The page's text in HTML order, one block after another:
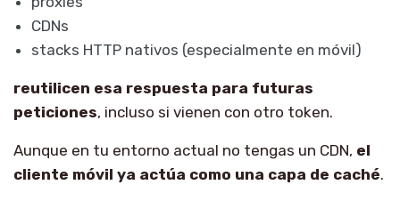
CDNs
stacks HTTP nativos (especialmente en móvil)
reutilicen esa respuesta para futuras
peticiones, incluso si vienen con otro token.
Aunque en tu entorno actual no tengas un CDN, el
cliente móvil ya actúa como una capa de caché.